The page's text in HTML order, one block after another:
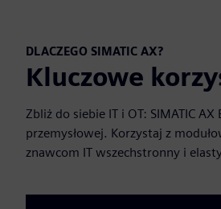
DLACZEGO SIMATIC AX?
Kluczowe
Zbliż do siebie IT i OT: SIMATIC
przemysłowej. Korzystaj z
znawcom IT wszechstronny i